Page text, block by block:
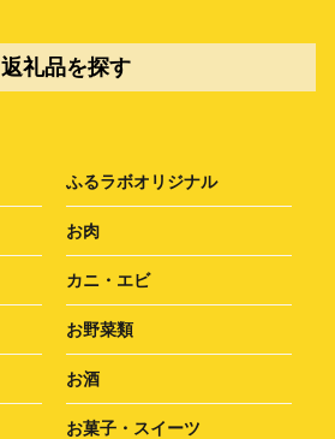
返礼品を探す
ふるラボオリジナル
お肉
カニ・エビ
お野菜類
お酒
お菓子・スイーツ